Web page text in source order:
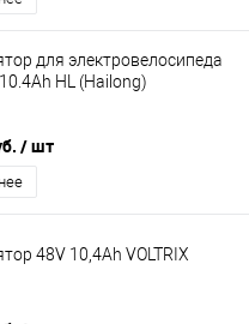
для электровелосипеда
HL (Hailong)
/ шт
48V 10,4Ah VOLTRIX